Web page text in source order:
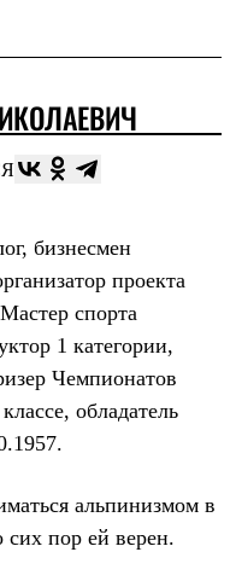
бизнесмен
проекта
спорта
1 категории,
Чемпионатов
обладатель
альпинизмом в
сих пор ей верен.